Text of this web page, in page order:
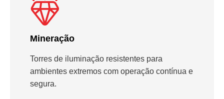
Mineração
Torres de iluminação resistentes para
ambientes extremos com operação contínua e
segura.